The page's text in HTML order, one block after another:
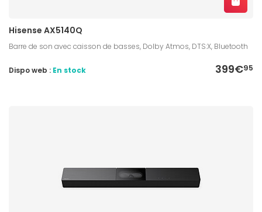
Hisense AX5140Q
Barre de son avec caisson de basses, Dolby Atmos, DTS:X, Bluetooth
399€95
Dispo web : En stock